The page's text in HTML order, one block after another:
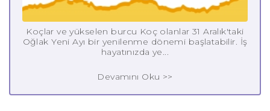
Koçlar ve yükselen burcu Koç olanlar 31 Aralık'taki
Oğlak Yeni Ayı bir yenilenme dönemi başlatabilir. İş
hayatınızda ye...
Devamını Oku >>